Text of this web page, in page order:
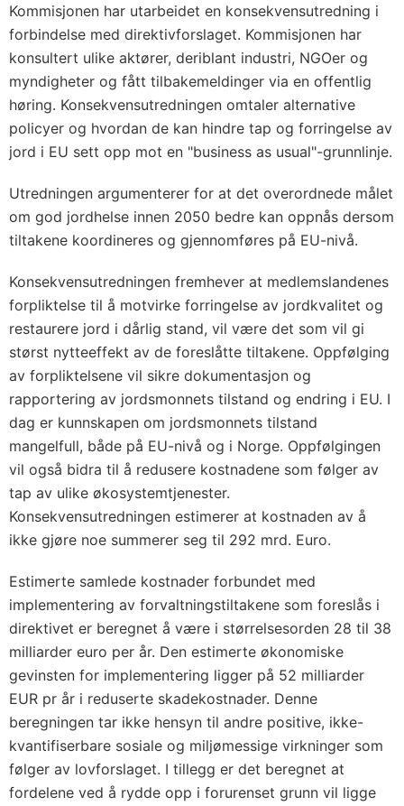
Kommisjonen har utarbeidet en konsekvensutredning i
forbindelse med direktivforslaget. Kommisjonen har
konsultert ulike aktører, deriblant industri, NGOer og
myndigheter og fått tilbakemeldinger via en offentlig
høring. Konsekvensutredningen omtaler alternative
policyer og hvordan de kan hindre tap og forringelse av
jord i EU sett opp mot en "business as usual"-grunnlinje.
Utredningen argumenterer for at det overordnede målet
om god jordhelse innen 2050 bedre kan oppnås dersom
tiltakene koordineres og gjennomføres på EU-nivå.
Konsekvensutredningen fremhever at medlemslandenes
forpliktelse til å motvirke forringelse av jordkvalitet og
restaurere jord i dårlig stand, vil være det som vil gi
størst nytteeffekt av de foreslåtte tiltakene. Oppfølging
av forpliktelsene vil sikre dokumentasjon og
rapportering av jordsmonnets tilstand og endring i EU. I
dag er kunnskapen om jordsmonnets tilstand
mangelfull, både på EU-nivå og i Norge. Oppfølgingen
vil også bidra til å redusere kostnadene som følger av
tap av ulike økosystemtjenester.
Konsekvensutredningen estimerer at kostnaden av å
ikke gjøre noe summerer seg til 292 mrd. Euro.
Estimerte samlede kostnader forbundet med
implementering av forvaltningstiltakene som foreslås i
direktivet er beregnet å være i størrelsesorden 28 til 38
milliarder euro per år. Den estimerte økonomiske
gevinsten for implementering ligger på 52 milliarder
EUR pr år i reduserte skadekostnader. Denne
beregningen tar ikke hensyn til andre positive, ikke-
kvantifiserbare sosiale og miljømessige virkninger som
følger av lovforslaget. I tillegg er det beregnet at
fordelene ved å rydde opp i forurenset grunn vil ligge